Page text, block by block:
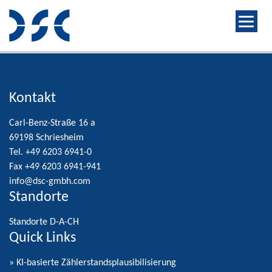
Kontakt
Carl-Benz-Straße 16 a
69198 Schriesheim
Tel. +49 6203 6941-0
Fax +49 6203 6941-941
info@dsc-gmbh.com
Standorte
Standorte D-A-CH
Quick Links
» KI-basierte Zählerstandsplausibilisierung